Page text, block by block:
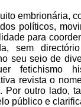
embrionária,
políticos,
para
sem
seu seio de
fetichismo
revista o
Por outro lado,
público e